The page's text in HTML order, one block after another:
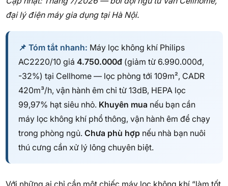
đại lý điện máy gia dụng tại Hà Nội.
📌 Tóm tắt nhanh: Máy lọc không khí Philips
AC2220/10 giá 4.750.000đ(giảm từ 6.990.000đ,
-32%) tại Cellhome — lọc phòng tới 109m², CADR
420m³/h, vận hành êm chỉ từ 13dB, HEPA lọc
99,97% hạt siêu nhỏ. Khuyên mua nếu bạn cần
máy lọc không khí phổ thông, vận hành êm để chạy
trong phòng ngủ. Chưa phù hợpnếu nhà bạn nuôi
thú cưng cần xử lý lông chuyên biệt.
Với những ai chỉ cần một chiếc máy lọc không khí “làm tốt